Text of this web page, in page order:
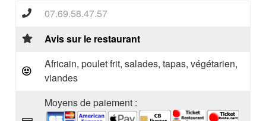
07.69.58.47.57
Avis sur le restaurant
Africain, poulet frit, salades, tapas, végétarien,
viandes
Moyens de paiement :